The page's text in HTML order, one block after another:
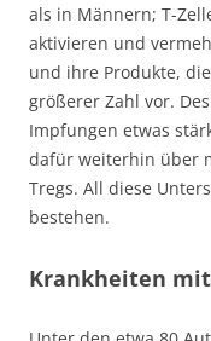
als in Männern; T-
aktivieren und
und ihre Produkte,
größerer Zahl vor.
Impfungen etwas
dafür weiterhin über
Tregs. All diese
bestehen.
Krankheiten